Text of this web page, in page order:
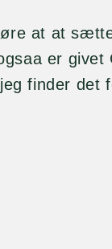
at at
er givet
finder det